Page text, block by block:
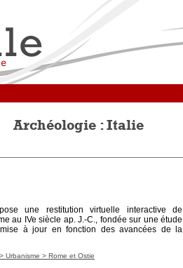
Archéologie : Italie
une restitution virtuelle interactive de
au IVe siècle ap. J.-C., fondée sur une étude
à jour en fonction des avancées de la
Urbanisme > Rome et Ostie